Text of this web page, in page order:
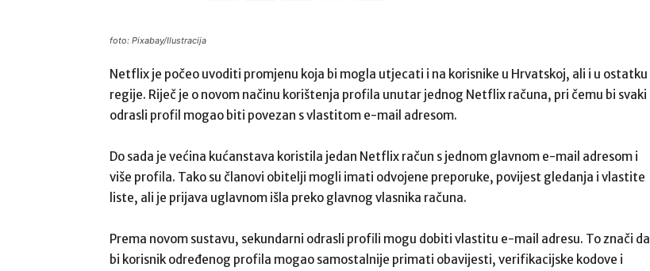
foto: Pixabay/Ilustracija
Netflix je počeo uvoditi promjenu koja bi mogla utjecati i na korisnike u Hrvatskoj, ali i u ostatku
regije. Riječ je o novom načinu korištenja profila unutar jednog Netflix računa, pri čemu bi svaki
odrasli profil mogao biti povezan s vlastitom e-mail adresom.
Do sada je većina kućanstava koristila jedan Netflix račun s jednom glavnom e-mail adresom i
više profila. Tako su članovi obitelji mogli imati odvojene preporuke, povijest gledanja i vlastite
liste, ali je prijava uglavnom išla preko glavnog vlasnika računa.
Prema novom sustavu, sekundarni odrasli profili mogu dobiti vlastitu e-mail adresu. To znači da
bi korisnik određenog profila mogao samostalnije primati obavijesti, verifikacijske kodove i